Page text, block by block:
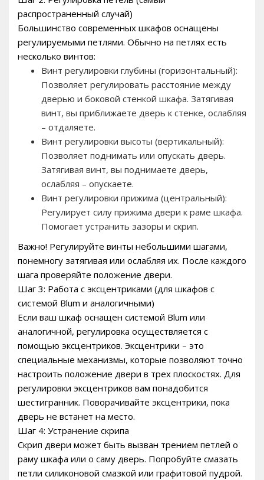
распространенный случай)
Большинство современных шкафов оснащены
регулируемыми петлями. Обычно на петлях есть
несколько винтов:
Винт регулировки глубины (горизонтальный):
Позволяет регулировать расстояние между
дверью и боковой стенкой шкафа. Затягивая
винт, вы приближаете дверь к стенке, ослабляя
– отдаляете.
Винт регулировки высоты (вертикальный):
Позволяет поднимать или опускать дверь.
Затягивая винт, вы поднимаете дверь,
ослабляя – опускаете.
Винт регулировки прижима (центральный):
Регулирует силу прижима двери к раме шкафа.
Помогает устранить зазоры и скрип.
Важно! Регулируйте винты небольшими шагами,
понемногу затягивая или ослабляя их. После каждого
шага проверяйте положение двери.
Шаг 3: Работа с эксцентриками (для шкафов с
системой Blum и аналогичными)
Если ваш шкаф оснащен системой Blum или
аналогичной, регулировка осуществляется с
помощью эксцентриков. Эксцентрики – это
специальные механизмы, которые позволяют точно
настроить положение двери в трех плоскостях. Для
регулировки эксцентриков вам понадобится
шестигранник. Поворачивайте эксцентрики, пока
дверь не встанет на место.
Шаг 4: Устранение скрипа
Скрип двери может быть вызван трением петлей о
раму шкафа или о саму дверь. Попробуйте смазать
петли силиконовой смазкой или графитовой пудрой.